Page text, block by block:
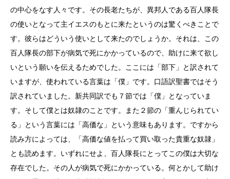
の中心をなす人々です。その長老たちが、異邦人である百人隊長
の使いとなって主イエスのもとに来たというのは驚くべきことで
す。彼らはどういう使いとして来たのでしょうか。それは、この
百人隊長の部下が病気で死にかかっているので、助けに来て欲し
いという願いを伝えるためでした。ここには「部下」と訳されて
いますが、使われている言葉は「僕」です。口語訳聖書ではそう
訳されていました。新共同訳でも７節では「僕」となっていま
す。そして僕とは奴隷のことです。また２節の「重んじられてい
る」という言葉には「高価な」という意味もあります。ですから
読み方によっては、「高価な値を払って買い取った貴重な奴隷」
とも読めます。いずれにせよ、百人隊長にとってこの僕は大切な
存在でした。その人が病気で死にかかっている。何とかして助け